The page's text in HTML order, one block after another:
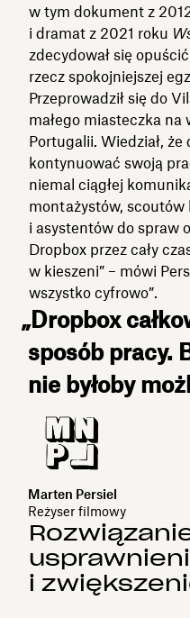
w tym dokument z
i dramat z 2021 roku
zdecydował się
rzecz spokojniejszej
Przeprowadził się do
małego miasteczka na
Portugalii. Wiedział,
kontynuować swoją
niemal ciągłej
montażystów,
i asystentów do spraw
Dropbox przez cały
w kieszeni” – mówi
wszystko cyfrowo”.
„Dropbox
sposób pracy.
nie byłoby
Marten Persiel
Reżyser filmowy
i